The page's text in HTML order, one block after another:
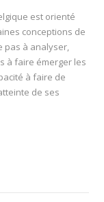
est orienté
conceptions de
pas à analyser,
à faire émerger les
à faire de
de ses